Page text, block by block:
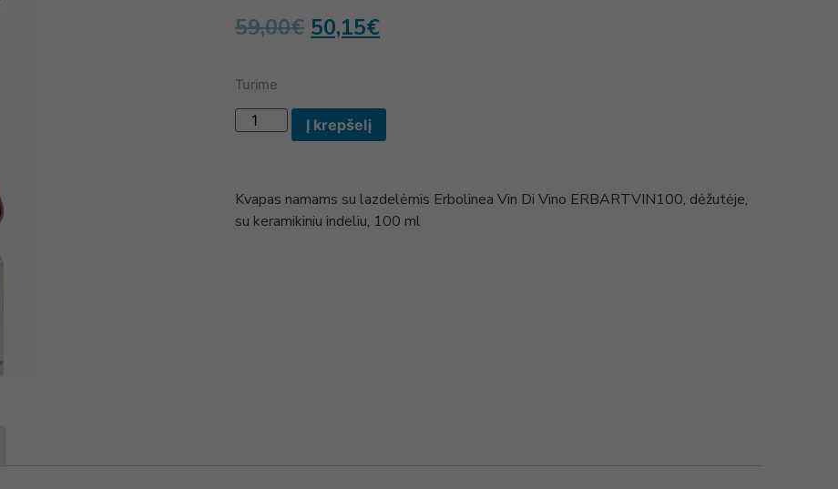
59,00€ 50,15€
Turime
Į krepšelį
Kvapas namams su lazdelėmis Erbolinea Vin Di Vino ERBARTVIN100, dėžutėje,
su keramikiniu indeliu, 100 ml